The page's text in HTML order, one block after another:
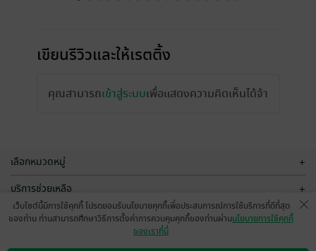
เขียนรีวิวและให้เรตติ้ง
คุณสามารถเข้าสู่ระบบเพื่อแสดงความคิดเห็นได้จ้า
เลือกหมวดหมู่ +
บริการช่วยเหลือ +
เกี่ยวกับเรา
เว็บไซต์นี้มีการใช้คุกกี้ โปรดยอมรับนโยบายคุกกี้เพื่อประสบการณ์การใช้บริการที่ดีที่สุด
ของท่าน ท่านสามารถศึกษาวิธีการตั้งค่าการควบคุมคุกกี้ของท่านผ่านนโยบายการใช้คุกกี้
ของเราที่นี่